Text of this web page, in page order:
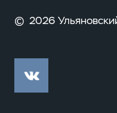
© 2026